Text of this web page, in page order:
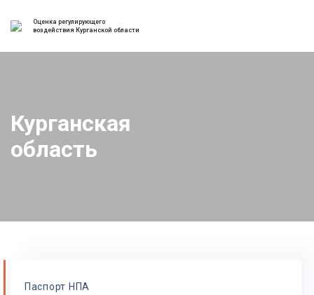
Оценка регулирующего
воздействия Курганской области
Курганская
область
Паспорт НПА